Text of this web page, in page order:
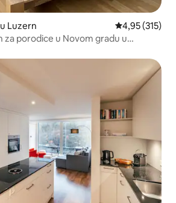
Luzern Prosječna
4,95 (315)
za porodice u Novom gradu u